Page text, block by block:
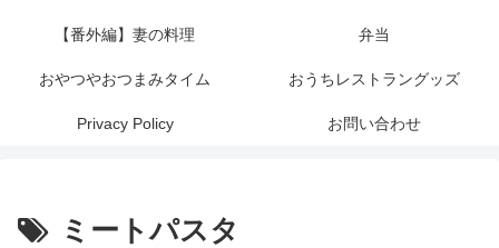
【番外編】妻の料理 弁当
おやつやおつまみタイム おうちレストラングッズ
Privacy Policy お問い合わせ
ミートパスタ